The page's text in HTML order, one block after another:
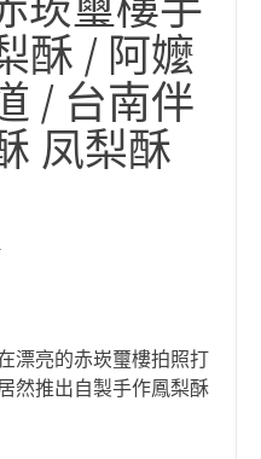
酥 / 阿嬤
/ 台南伴
凤梨酥
漂亮的赤崁璽樓拍照打
然推出自製手作鳳梨酥